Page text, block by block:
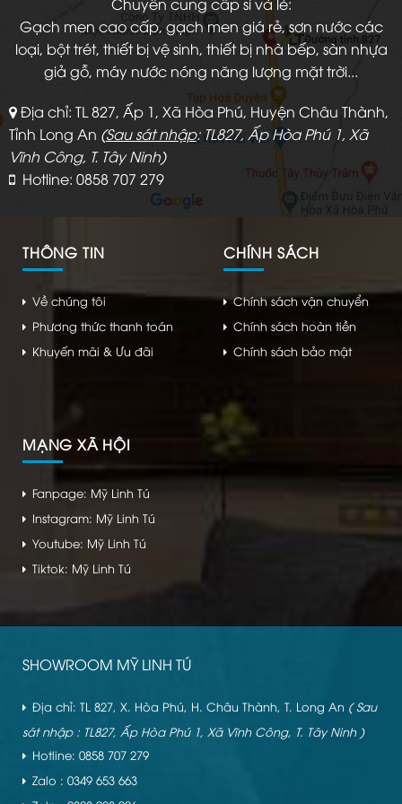
Gạch men cao cấp, gạch men giá rẻ, sơn nước các
loại, bột trét, thiết bị vệ sinh, thiết bị nhà bếp, sàn nhựa
giả gỗ, máy nước nóng năng lượng mặt trời...
Địa chỉ: TL 827, Ấp 1, Xã Hòa Phú, Huyện Châu Thành,
Tỉnh Long An (Sau sát nhập: TL827, Ấp Hòa Phú 1, Xã
Vĩnh Công, T. Tây Ninh)
Hotline: 0858 707 279
THÔNG TIN
Về chúng tôi
Phương thức thanh toán
Khuyến mãi & Ưu đãi
CHÍNH SÁCH
Chính sách vận chuyển
Chính sách hoàn tiền
Chính sách bảo mật
MẠNG XÃ HỘI
Fanpage: Mỹ Linh Tú
Instagram: Mỹ Linh Tú
Youtube: Mỹ Linh Tú
Tiktok: Mỹ Linh Tú
SHOWROOM MỸ LINH TÚ
Địa chỉ: TL 827, X. Hòa Phú, H. Châu Thành, T. Long An ( Sau
sát nhập : TL827, Ấp Hòa Phú 1, Xã Vĩnh Công, T. Tây Ninh )
Hotline: 0858 707 279
Zalo : 0349 653 663